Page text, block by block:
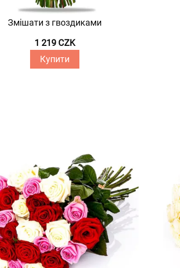
Змішати з гвоздиками
1 219 CZK
Купити